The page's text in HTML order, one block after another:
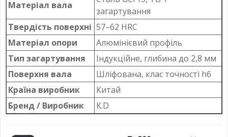
Матеріал вала
загартування
Твердість поверхні 57–62 HRC
Матеріал опори
Алюмінієвий профіль
Тип загартування
Індукційне, глибина до 2,8 мм
Поверхня вала
Шліфована, клас точності h6
Країна виробник
Китай
Бренд / Виробник
K.D